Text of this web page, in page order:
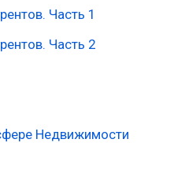
Часть 1
Часть 2
Недвижимости